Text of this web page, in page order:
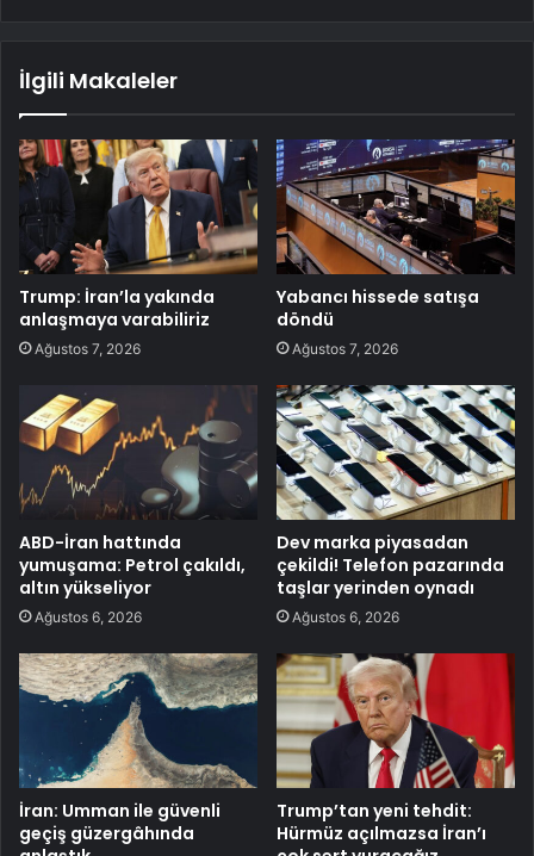
İlgili Makaleler
Trump: İran’la yakında
anlaşmaya varabiliriz
Ağustos 7, 2026
Yabancı hissede satışa
döndü
Ağustos 7, 2026
ABD-İran hattında
yumuşama: Petrol çakıldı,
altın yükseliyor
Ağustos 6, 2026
Dev marka piyasadan
çekildi! Telefon pazarında
taşlar yerinden oynadı
Ağustos 6, 2026
İran: Umman ile güvenli
geçiş güzergâhında
Trump’tan yeni tehdit:
Hürmüz açılmazsa İran’ı